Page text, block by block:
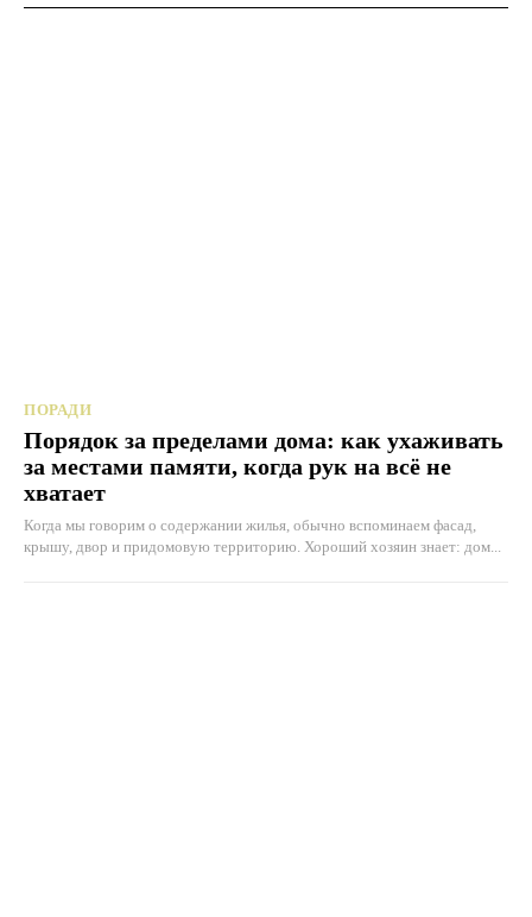
ПОРАДИ
Порядок за пределами дома: как ухаживать
за местами памяти, когда рук на всё не
хватает
Когда мы говорим о содержании жилья, обычно вспоминаем фасад,
крышу, двор и придомовую территорию. Хороший хозяин знает: дом...